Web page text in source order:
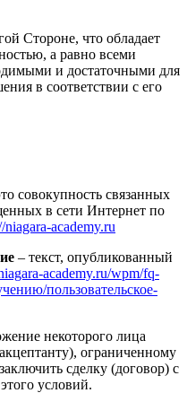
Стороне, что обладает
а равно всеми
и достаточными для
в соответствии с его
совокупность связанных
в сети Интернет по
niagara-academy.ru
– текст, опубликованный
academy.ru/wpm/fq-
пользовательское-
некоторого лица
ограниченному
сделку (договор) с
условий.